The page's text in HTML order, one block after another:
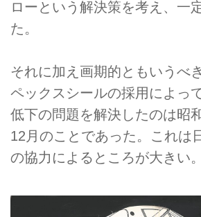
ローという解決策を考え、一
た。
それに加え画期的ともいうべ
ペックスシールの採用によっ
低下の問題を解決したのは昭
12月のことであった。これは
の協力によるところが大きい。